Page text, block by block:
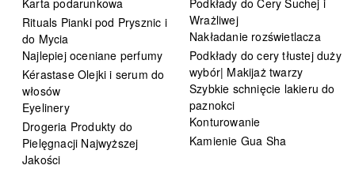
Karta podarunkowa
Rituals Pianki pod Prysznic i
do Mycia
Najlepiej oceniane perfumy
Kérastase Olejki i serum do
włosów
Eyelinery
Drogeria Produkty do
Pielęgnacji Najwyższej
Jakości
Podkłady do Cery Suchej i
Wrażliwej
Nakładanie rozświetlacza
Podkłady do cery tłustej duży
wybór| Makijaż twarzy
Szybkie schnięcie lakieru do
paznokci
Konturowanie
Kamienie Gua Sha